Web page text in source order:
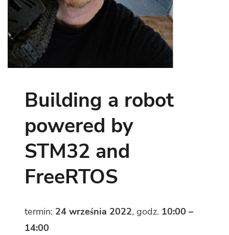
Building a robot
powered by
STM32 and
FreeRTOS
termin: 24 września 2022, godz. 10:00 –
14:00